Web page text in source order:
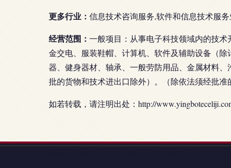
更多行业： 信息技术咨询服务,软件和信息技术服
经营范围： 一般项目：从事电子科技领域内的技
金交电、服装鞋帽、计算机、软件及辅助设备（
器、健身器材、轴承、一般劳防用品、金属材料
批的货物和技术进出口除外）。（除依法须经批准
如若转载，请注明出处：http://